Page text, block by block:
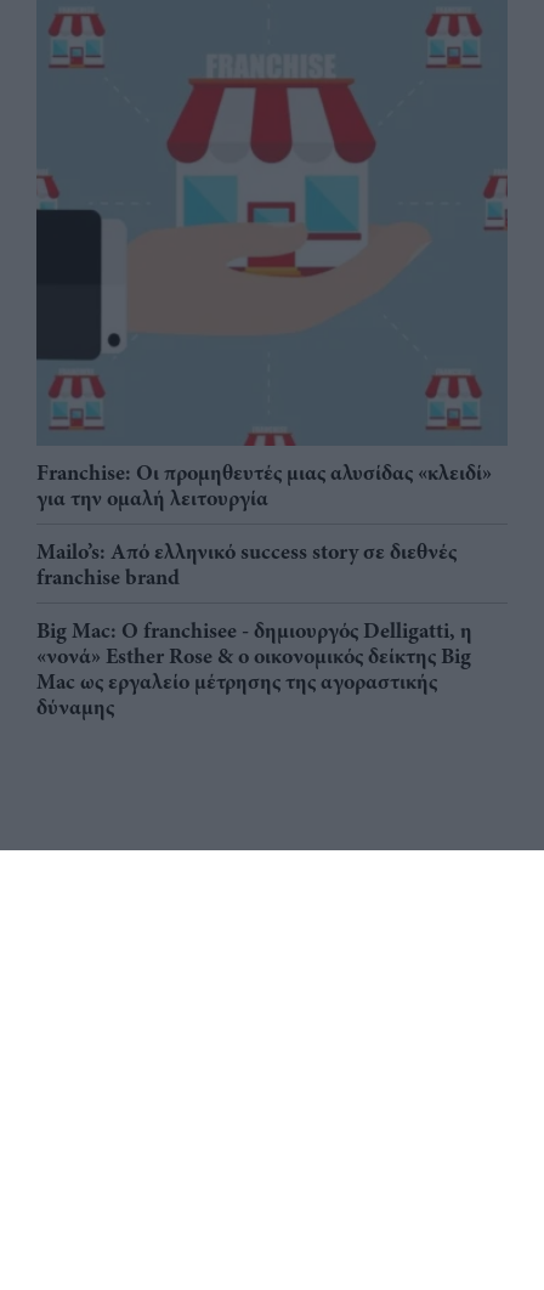
Franchise: Οι προμηθευτές μιας αλυσίδας «κλειδί»
για την ομαλή λειτουργία
Mailo’s: Από ελληνικό success story σε διεθνές
franchise brand
Big Mac: Ο franchisee - δημιουργός Delligatti, η
«νονά» Esther Rose & ο οικονομικός δείκτης Big
Mac ως εργαλείο μέτρησης της αγοραστικής
δύναμης